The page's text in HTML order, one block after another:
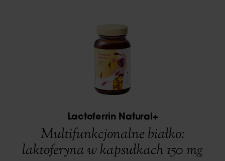
Lactoferrin Natural+
Multifunkcjonalne białko:
laktoferyna w kapsułkach 150 mg